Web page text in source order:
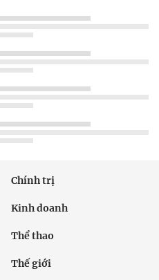
Chính trị
Kinh doanh
Thể thao
Thế giới